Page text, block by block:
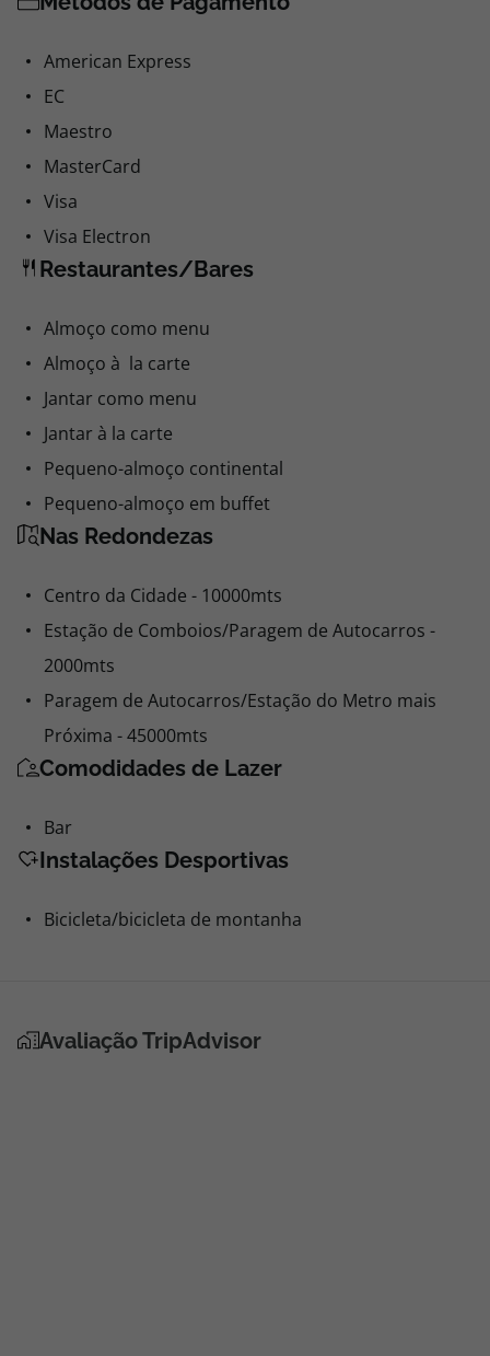
American Express
EC
Maestro
MasterCard
Visa
Visa Electron
Restaurantes/Bares
Almoço como menu
Almoço à la carte
Jantar como menu
Jantar à la carte
Pequeno-almoço continental
Pequeno-almoço em buffet
Nas Redondezas
Centro da Cidade - 10000mts
Estação de Comboios/Paragem de Autocarros -
2000mts
Paragem de Autocarros/Estação do Metro mais
Próxima - 45000mts
Comodidades de Lazer
Bar
Instalações Desportivas
Bicicleta/bicicleta de montanha
Avaliação TripAdvisor